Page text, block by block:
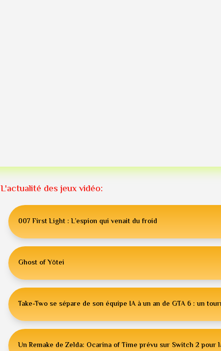
L'actualité des jeux vidéo:
007 First Light : L’espion qui venait du froid
Ghost of Yōtei
Take-Two se sépare de son équipe IA à un an de GTA 6 : un
Un Remake de Zelda: Ocarina of Time prévu sur Switch 2 pour